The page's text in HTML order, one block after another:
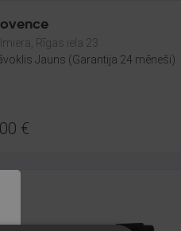
Rīgas iela 23
Jauns (Garantija 24 mēneši)
€